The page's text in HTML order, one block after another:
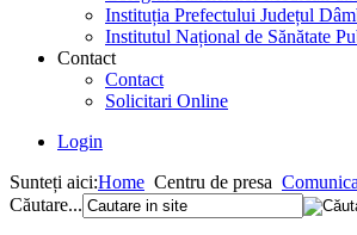
Instituția Prefectului Județul
Institutul Național de Sănătate
Contact
Contact
Solicitari Online
Login
Sunteți aici:Home Centru de presa
Căutare...